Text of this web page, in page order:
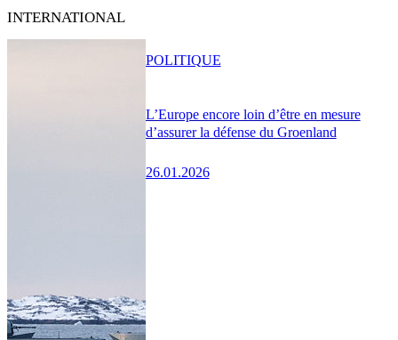
INTERNATIONAL
L’Europe encore loin d’être en mesure
d’assurer la défense du Groenland
26.01.2026
POLITIQUE